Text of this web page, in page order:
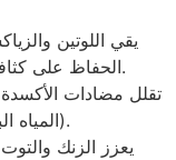
يقي اللوتين
الحفاظ على كثافة وصحة البقعة الصفراء في الشبكية.
تقلل مضادات
(المياه البيضاء) عن طريق إبطاء تعتيم العدسة.
يعزز الزنك